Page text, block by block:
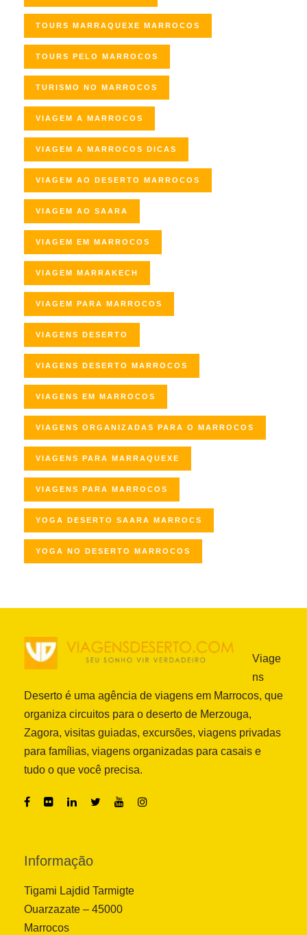
TOURS MARRAQUEXE MARROCOS
TOURS PELO MARROCOS
TURISMO NO MARROCOS
VIAGEM A MARROCOS
VIAGEM A MARROCOS DICAS
VIAGEM AO DESERTO MARROCOS
VIAGEM AO SAARA
VIAGEM EM MARROCOS
VIAGEM MARRAKECH
VIAGEM PARA MARROCOS
VIAGENS DESERTO
VIAGENS DESERTO MARROCOS
VIAGENS EM MARROCOS
VIAGENS ORGANIZADAS PARA O MARROCOS
VIAGENS PARA MARRAQUEXE
VIAGENS PARA MARROCOS
YOGA DESERTO SAARA MARROCS
YOGA NO DESERTO MARROCOS
Viage
ns
Deserto é uma agência de viagens em Marrocos, que
organiza circuitos para o deserto de Merzouga,
Zagora, visitas guiadas, excursões, viagens privadas
para famílias, viagens organizadas para casais e
tudo o que você precisa.
Informação
Tigami Lajdid Tarmigte
Ouarzazate – 45000
Marrocos